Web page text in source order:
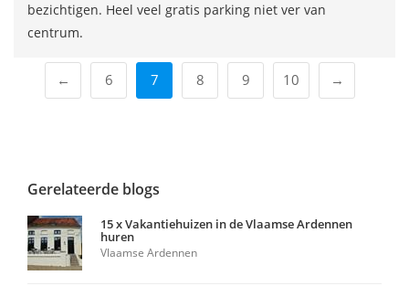
bezichtigen. Heel veel gratis parking niet ver van
centrum.
← 6 7 8 9 10 →
Gerelateerde blogs
15 x Vakantiehuizen in de Vlaamse Ardennen
huren
Vlaamse Ardennen